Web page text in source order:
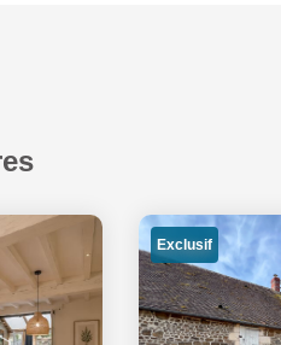
Exclusif